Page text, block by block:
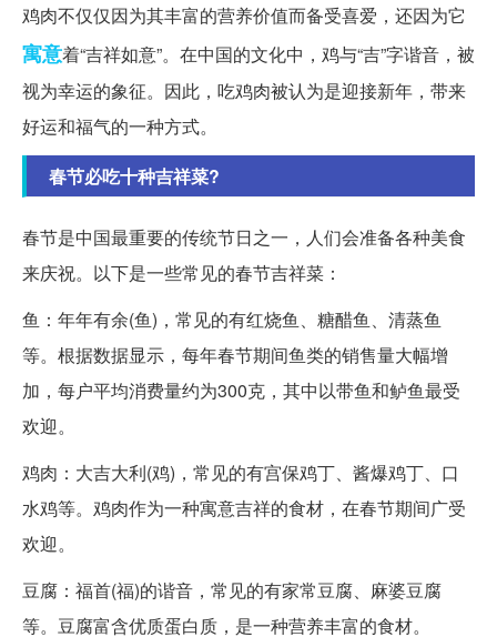
鸡肉不仅仅因为其丰富的营养价值而备受喜爱，还因为它
寓意着“吉祥如意”。在中国的文化中，鸡与“吉”字谐音，被
视为幸运的象征。因此，吃鸡肉被认为是迎接新年，带来
好运和福气的一种方式。
春节必吃十种吉祥菜?
春节是中国最重要的传统节日之一，人们会准备各种美食
来庆祝。以下是一些常见的春节吉祥菜：
鱼：年年有余(鱼)，常见的有红烧鱼、糖醋鱼、清蒸鱼
等。根据数据显示，每年春节期间鱼类的销售量大幅增
加，每户平均消费量约为300克，其中以带鱼和鲈鱼最受
欢迎。
鸡肉：大吉大利(鸡)，常见的有宫保鸡丁、酱爆鸡丁、口
水鸡等。鸡肉作为一种寓意吉祥的食材，在春节期间广受
欢迎。
豆腐：福首(福)的谐音，常见的有家常豆腐、麻婆豆腐
等。豆腐富含优质蛋白质，是一种营养丰富的食材。